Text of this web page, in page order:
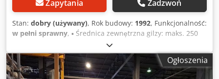
Zapytania Zadzwoń
Stan: dobry (używany), Rok budowy: 1992, Funkcjonalność:
w pełni sprawny, ▪ Średnica zewnętrzna gilzy: maks. 250
mm ▪ Średnica wewnętrzna gilzy: maks. 200 mm ▪ Długość
gilzy (wejście): maks. 5000 mm ▪ Długość cięcia: 100 – 2500
mm Dkodpfxoy Tk Sqo Apajr Kompletna linia do cięcia gilz,
włącznie z systemem odpylania.
Ogłoszenia